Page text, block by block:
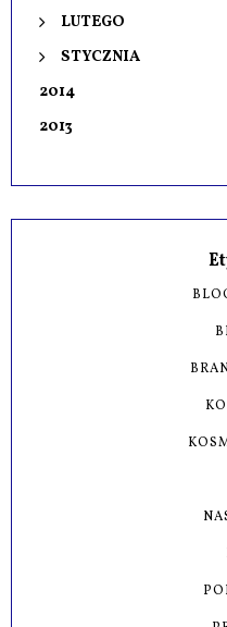
LUTEGO
STYCZNIA
2014
2013